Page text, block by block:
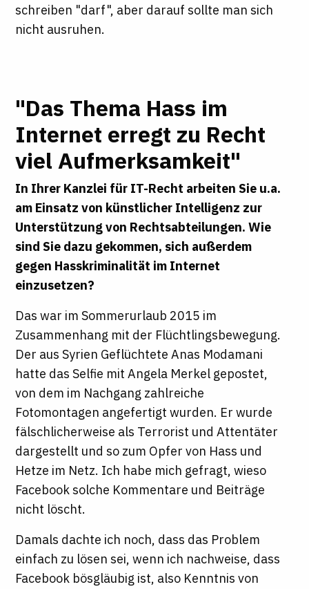
schreiben "darf", aber darauf sollte man sich
nicht ausruhen.
"Das Thema Hass im
Internet erregt zu Recht
viel Aufmerksamkeit"
In Ihrer Kanzlei für IT-Recht arbeiten Sie u.a.
am Einsatz von künstlicher Intelligenz zur
Unterstützung von Rechtsabteilungen. Wie
sind Sie dazu gekommen, sich außerdem
gegen Hasskriminalität im Internet
einzusetzen?
Das war im Sommerurlaub 2015 im
Zusammenhang mit der Flüchtlingsbewegung.
Der aus Syrien Geflüchtete Anas Modamani
hatte das Selfie mit Angela Merkel gepostet,
von dem im Nachgang zahlreiche
Fotomontagen angefertigt wurden. Er wurde
fälschlicherweise als Terrorist und Attentäter
dargestellt und so zum Opfer von Hass und
Hetze im Netz. Ich habe mich gefragt, wieso
Facebook solche Kommentare und Beiträge
nicht löscht.
Damals dachte ich noch, dass das Problem
einfach zu lösen sei, wenn ich nachweise, dass
Facebook bösgläubig ist, also Kenntnis von